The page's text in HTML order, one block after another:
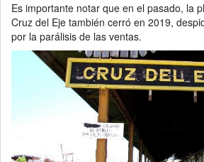
Es importante notar que en el pasado, la
Cruz del Eje también cerró en 2019,
por la parálisis de las ventas.